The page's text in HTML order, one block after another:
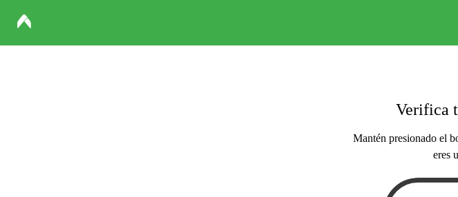
Verifica
Mantén presionado el
eres